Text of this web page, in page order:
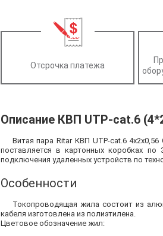
Отсрочка платежа
Описание КВП UTP-cat.6
Витая пара Ritar КВП UTP-cat.6
поставляется в картонных коробках
подключения удаленных устройств по
Особенности
Токопроводящая жила состоит из
кабеля изготовлена из полиэтилена.
Цветовое обозначение жил: